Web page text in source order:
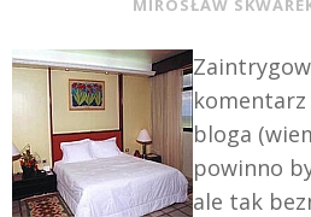
MIROSŁAW
bloga
powinno
ale tak